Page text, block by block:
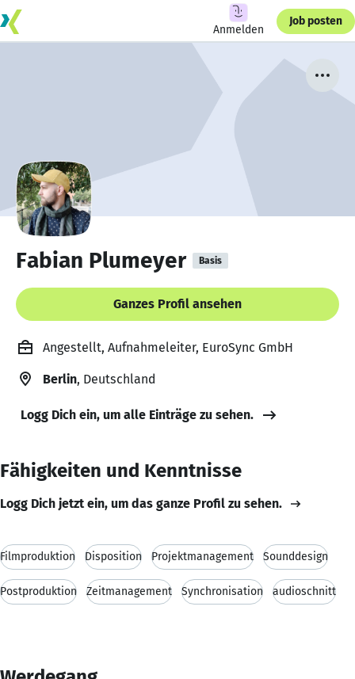
Anmelden
Job posten
Fabian Plumeyer Basis
Ganzes Profil ansehen
Angestellt, Aufnahmeleiter, EuroSync GmbH
Berlin, Deutschland
Logg Dich ein, um alle Einträge zu sehen.
Fähigkeiten und Kenntnisse
Logg Dich jetzt ein, um das ganze Profil zu sehen.
Filmproduktion Disposition Projektmanagement Sounddesign
Postproduktion Zeitmanagement Synchronisation audioschnitt